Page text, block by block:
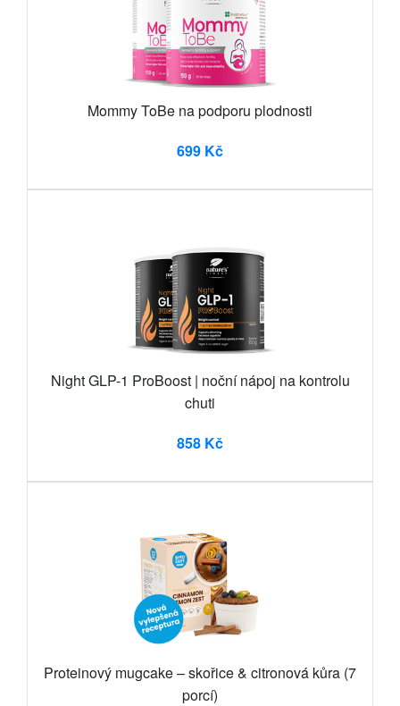
Mommy ToBe na podporu plodnosti
699 Kč
Night GLP-1 ProBoost | noční nápoj na kontrolu
chuti
858 Kč
Proteinový mugcake – skořice & citronová kůra (7
porcí)